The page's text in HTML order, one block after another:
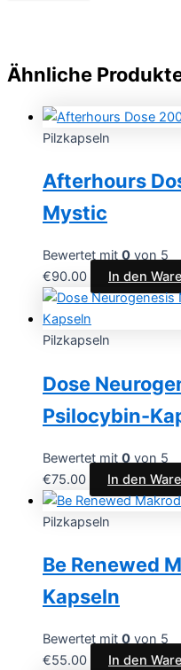
Ähnliche
Pilzkapseln
Afterhours
Mystic
Bewertet mit 0 von 5
€90.00 In den
Pilzkapseln
Dose
Psilocybin-
Bewertet mit 0 von 5
€75.00 In den
Pilzkapseln
Be Renewed
Kapseln
Bewertet mit 0 von 5
€55.00 In den